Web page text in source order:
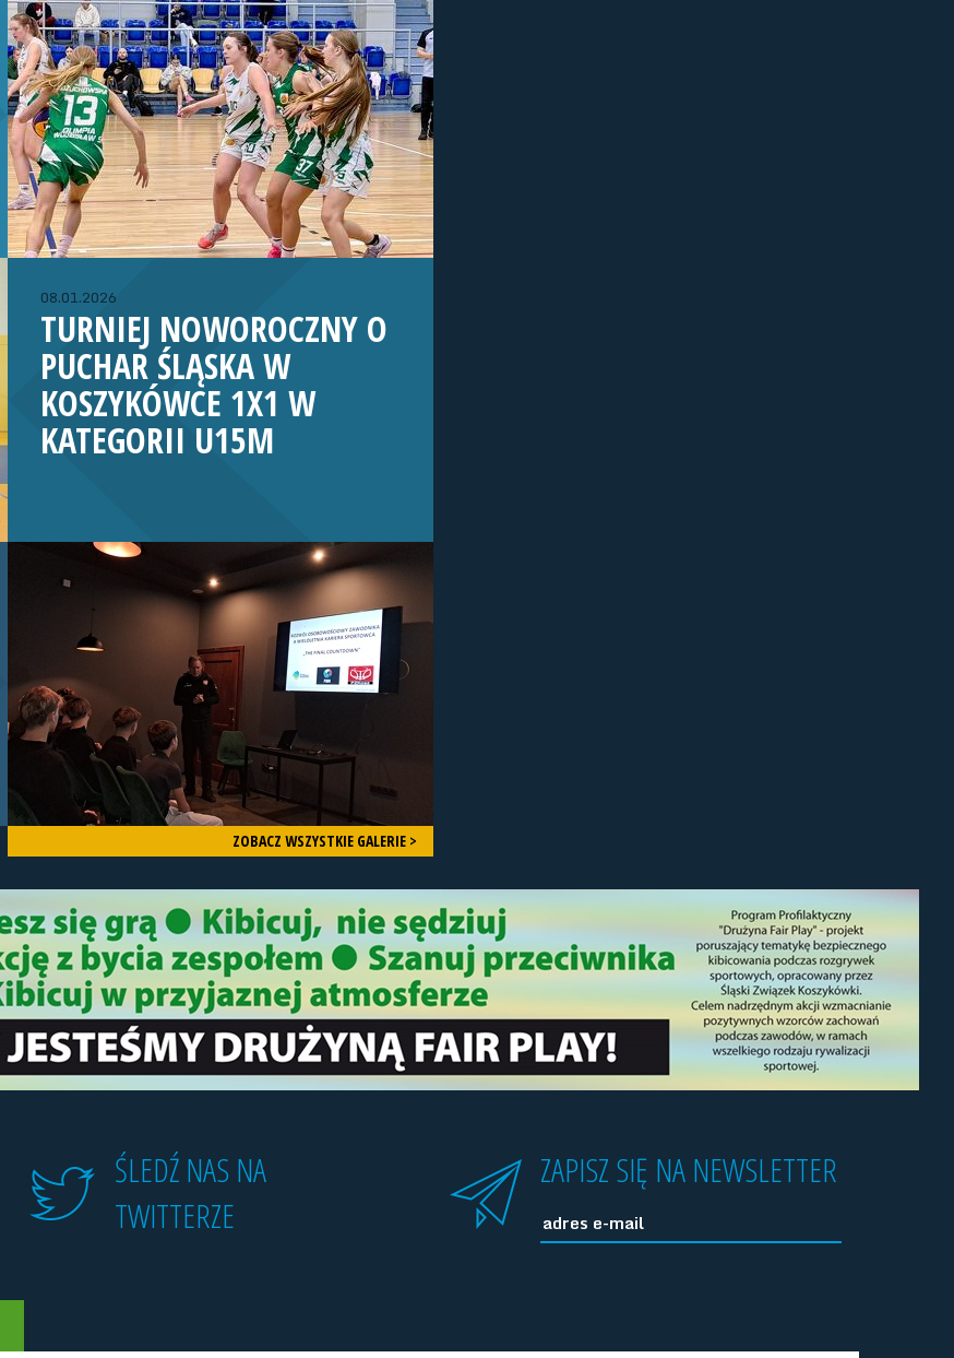
08.01.2026
TURNIEJ NOWOROCZNY O
PUCHAR ŚLĄSKA W
KOSZYKÓWCE 1X1 W
KATEGORII U15M
ZOBACZ WSZYSTKIE GALERIE >
ŚLEDŹ NAS NA
TWITTERZE
ZAPISZ SIĘ NA NEWSLETTER